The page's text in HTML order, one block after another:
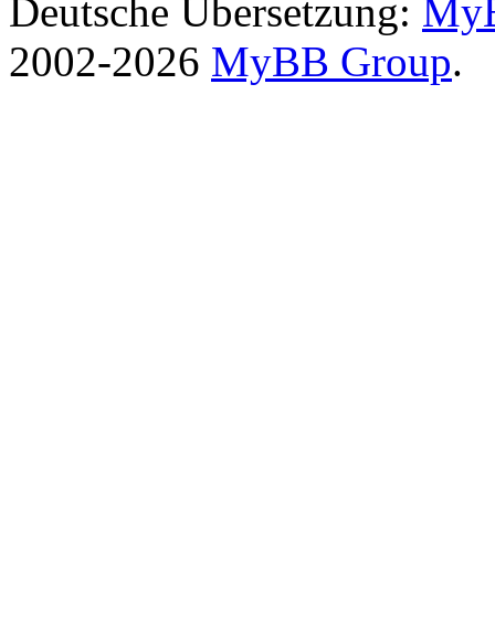
Deutsche Übersetzung:
2002-2026 MyBB Group.